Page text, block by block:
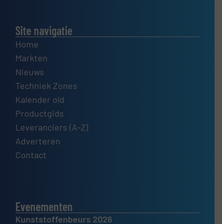
Site navigatie
Home
Markten
Nieuws
Techniek Zones
Kalender old
Productgids
Leveranciers (A-Z)
Adverteren
Contact
Evenementen
Kunststoffenbeurs 2026